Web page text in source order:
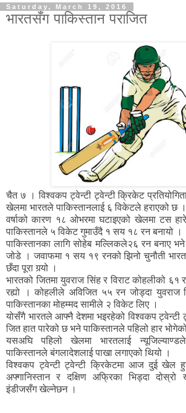
Saturday, March 19, 2016
भारतसँग पाकिस्तान पराजित
चैत ७ । विश्वकप ट्वेन्टी ट्वेन्टी क्रिकेट
खेलमा भारतले पाकिस्तानलाई ६ विकेटले हराएको छ ।
वर्षाको कारण १८ ओभरमा घटाइएको खेलमा टस
पाकिस्तानले ५ विकेट गुमाउँदै १ सय १८ रन बनायो ।
पाकिस्तानका लागि सोहेब मल्लिकले२६ रन बनाए
जोडे । जवाफमा १ सय १९ रनको झिनो चुनौती
छँदा पूरा गर्‍यो ।
भारतको जितमा युवराज सिंह र विराट कोहलीको ६१
रह्यो । कोहलीले अविजित ५५ रन जोड्दा
पाकिस्तानका मोहम्मद सामीले २ विकेट लिए ।
योसँगै भारतले आफ्नै देशमा भइरहेको विश्वकप ट्वेन्टी
जित हात पारेको छ भने पाकिस्तानले पहिलो हार
यसअघि पहिलो खेलमा भारतलाई
पाकिस्तानले बंगलादेशलाई पाखा लगाएको थियो ।
विश्वकप ट्वेन्टी ट्वेन्टी क्रिकेटमा आज दुई खेल
अफ्गानिस्तान र दक्षिण अफ्रिका भिड्दा
इंडीजसँग खेल्नेछन ।